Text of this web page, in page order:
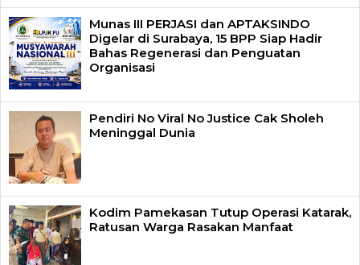
Munas III PERJASI dan APTAKSINDO
Digelar di Surabaya, 15 BPP Siap Hadir
Bahas Regenerasi dan Penguatan
Organisasi
Pendiri No Viral No Justice Cak Sholeh
Meninggal Dunia
Kodim Pamekasan Tutup Operasi Katarak,
Ratusan Warga Rasakan Manfaat